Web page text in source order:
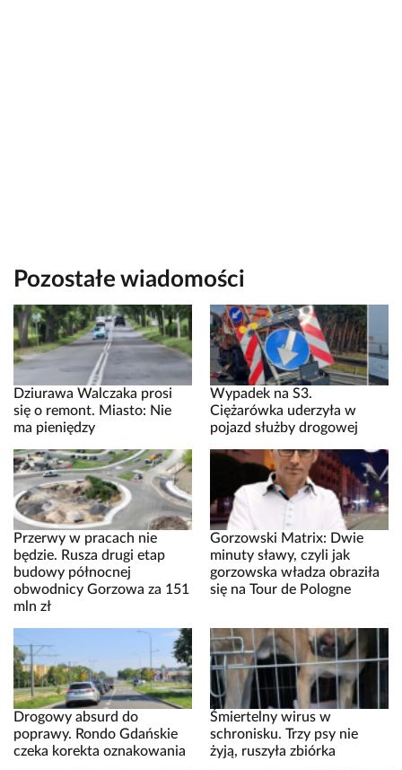
Pozostałe wiadomości
Dziurawa Walczaka prosi
się o remont. Miasto: Nie
ma pieniędzy
Wypadek na S3.
Ciężarówka uderzyła w
pojazd służby drogowej
Przerwy w pracach nie
będzie. Rusza drugi etap
budowy północnej
obwodnicy Gorzowa za 151
mln zł
Gorzowski Matrix: Dwie
minuty sławy, czyli jak
gorzowska władza obraziła
się na Tour de Pologne
Drogowy absurd do
poprawy. Rondo Gdańskie
czeka korekta oznakowania
Śmiertelny wirus w
schronisku. Trzy psy nie
żyją, ruszyła zbiórka